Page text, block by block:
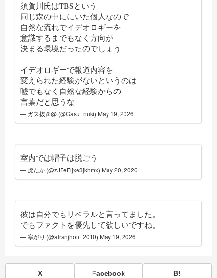
須賀川氏はTBSという
同じ森の中ににいた個人なので
自然な流れでイデオロギーを
意識するまでもなく方向が
決まる環境だったのでしょう
イデオロギーで報道内容を
変えられた経験がないというのは
嘘でもなく自然な経験からの
言葉だと思うな
— ガス抜き@ (@Gasu_nuki) May 19, 2026
室内では帽子は脱ごう
— 虎たか (@zJFeFljxe3jkhmx) May 20, 2026
彼は自分でもリベラルと言ってました。
でもファクトを優先して欲しいですね。
— 寒がり (@alranjhon_2010) May 19, 2026
X Facebook B!